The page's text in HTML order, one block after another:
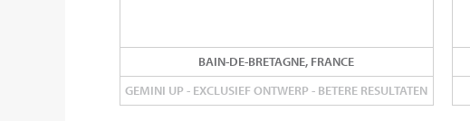
BAIN-DE-BRETAGNE, FRANCE
GEMINI UP - EXCLUSIEF ONTWERP - BETERE RESULTATEN